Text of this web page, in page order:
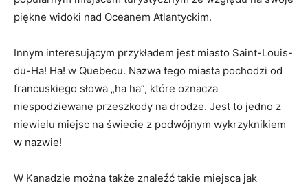
piękne‌ widoki nad Oceanem Atlantyckim.
Innym interesującym przykładem jest miasto Saint-Louis-
du-Ha! Ha! w ‌Quebecu. Nazwa⁣ tego ‍miasta pochodzi od
francuskiego słowa „ha ha”, ⁤które⁣ oznacza⁤
niespodziewane przeszkody na ⁢drodze. Jest to jedno ⁤z
niewielu miejsc na świecie⁣ z podwójnym wykrzyknikiem
⁤w nazwie!
W⁢ Kanadzie można​ także znaleźć takie miejsca jak